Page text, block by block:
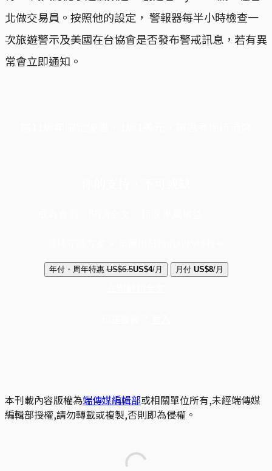
北做交易員。按照他的設定， 警報器每半小時檢查一
次旅遊警示及美國在台協會是否發布警戒訊息，若有異
常會立即通知。
年付・周年特惠 US$6.5US$4/月 月付 US$8/月
本刊載內容版權為端傳媒編輯部或相關單位所有,未經端傳媒
編輯部授權,請勿轉載或複製,否則即為侵權。